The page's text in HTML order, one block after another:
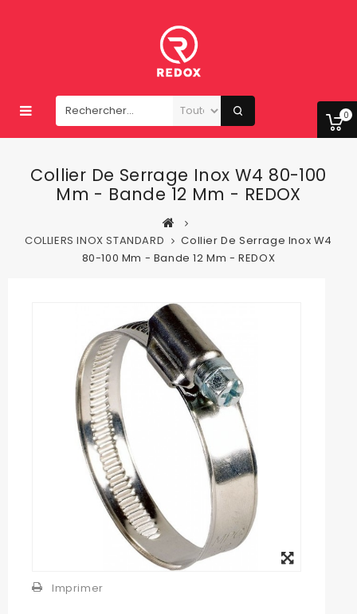
0
Collier De Serrage Inox W4 80-100
Mm - Bande 12 Mm - REDOX
COLLIERS INOX STANDARD
Collier De Serrage Inox W4
80-100 Mm - Bande 12 Mm - REDOX
Imprimer